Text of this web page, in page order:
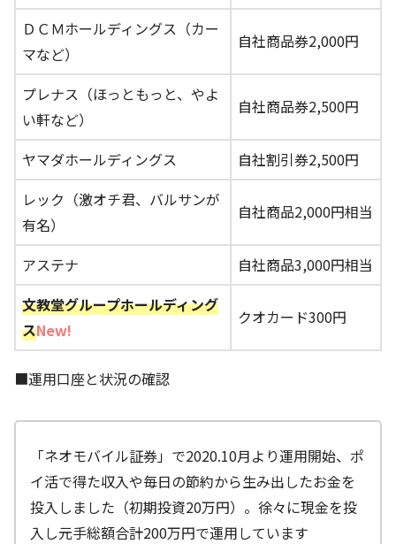
ＤＣＭホールディングス（カー
マなど）
自社商品券2,000円
プレナス（ほっともっと、やよ
い軒など）
自社商品券2,500円
ヤマダホールディングス
自社割引券2,500円
レック（激オチ君、バルサンが
有名）
自社商品2,000円相当
アステナ
自社商品3,000円相当
文教堂グループホールディング
スNew!
クオカード300円
■運用口座と状況の確認
「ネオモバイル証券」で2020.10月より運用開始、ポ
イ活で得た収入や毎日の節約から生み出したお金を
投入しました（初期投資20万円）。徐々に現金を投
入し元手総額合計200万円で運用しています